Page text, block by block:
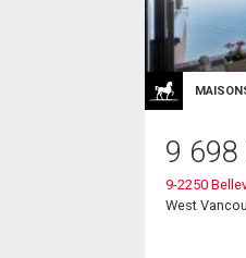
9 698
9-2250
West